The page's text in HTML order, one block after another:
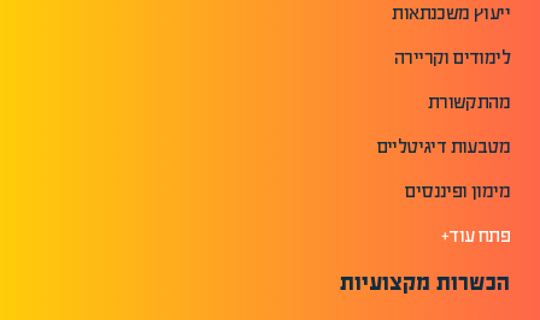
ייעוץ משכנתאות
לימודים וקריירה
מהתקשורת
מטבעות דיגיטליים
מימון ופיננסים
פתח עוד+
הכשרות מקצועיות